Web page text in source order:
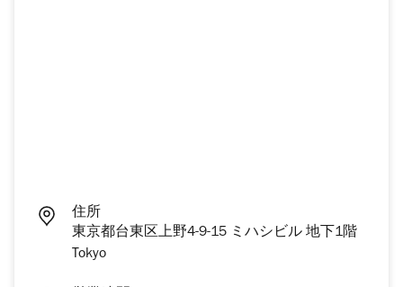
住所
東京都台東区上野4-9-15 ミハシビル 地下1階
Tokyo